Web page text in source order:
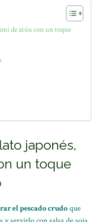
de atún con un toque
japonés,
un toque
el pescado crudoque